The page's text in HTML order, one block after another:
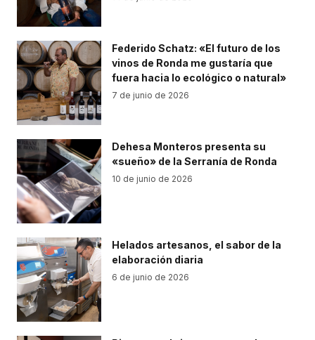
Federido Schatz: «El futuro de los
vinos de Ronda me gustaría que
fuera hacia lo ecológico o natural»
7 de junio de 2026
Dehesa Monteros presenta su
«sueño» de la Serranía de Ronda
10 de junio de 2026
Helados artesanos, el sabor de la
elaboración diaria
6 de junio de 2026